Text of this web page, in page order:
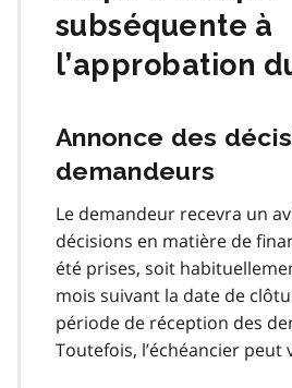
subséquente à
l’approbation
Annonce des
demandeurs
Le demandeur recevra un
décisions en matière de
été prises, soit
mois suivant la date de
période de réception des
Toutefois, l’échéancier peut